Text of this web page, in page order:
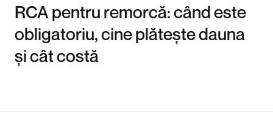
RCA pentru remorcă: când este
obligatoriu, cine plătește dauna
și cât costă